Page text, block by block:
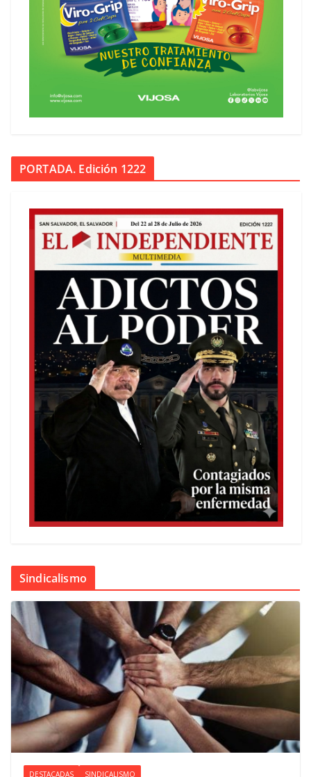
PORTADA. Edición 1222
Sindicalismo
DESTACADAS SINDICALISMO